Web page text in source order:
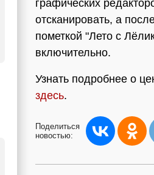
графических
отсканировать, а
пометкой "Лето с
включительно.
Узнать подробнее о
здесь.
Поделиться
новостью: